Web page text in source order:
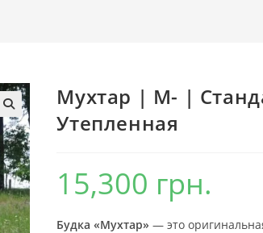
Мухтар | М- |
Утепленная
15,300 грн.
Будка «Мухтар» — это